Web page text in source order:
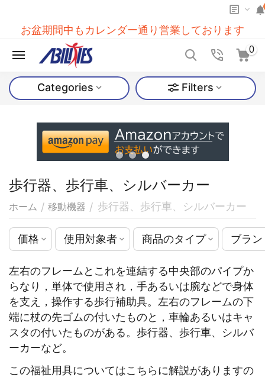
お盆期間中もカレンダー通り営業しております
0
Categories Filters
歩行器、歩行車、シルバーカー
ホーム / 移動機器 / 歩行器、歩行車、シルバーカー
価格 使用対象者 商品のタイプ ブラン
左右のフレームとこれを連結する中央部のパイプか
らなり，単体で使用され，手あるいは腕などで身体
を支え，操作する歩行補助具。左右のフレームの下
端に杖の先ゴムの付いたものと，車輪あるいはキャ
スタの付いたものがある。歩行器、歩行車、シルバ
ーカーなど。
この福祉用具についてはこちらに解説がありますの